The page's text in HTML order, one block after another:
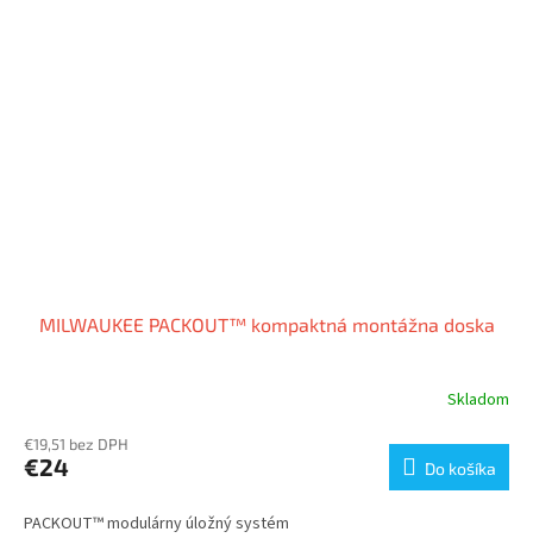
MILWAUKEE PACKOUT™ kompaktná montážna doska
Skladom
€19,51 bez DPH
€24 Do košíka
PACKOUT™ modulárny úložný systém